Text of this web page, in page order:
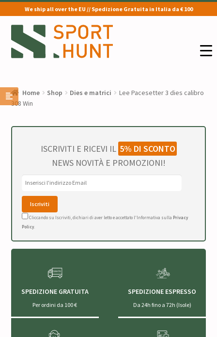
We ship all over the EU // Spedizione Gratuita in Italia da € 100
Vai
alla
navigazione
Vai
al
contenuto
Home Shop Dies e matrici
Lee Pacesetter 3 dies calibro
308 Win
ISCRIVITI E RICEVI IL 5% DI SCONTO
NEWS NOVITÀ E PROMOZIONI!
Cliccando su Iscriviti, dichiari di aver letto e accettato l'Informativa sulla Privacy
Policy.
SPEDIZIONE GRATUITA
Per ordini da 100 €
SPEDIZIONE ESPRESSO
Da 24h fino a 72h (Isole)